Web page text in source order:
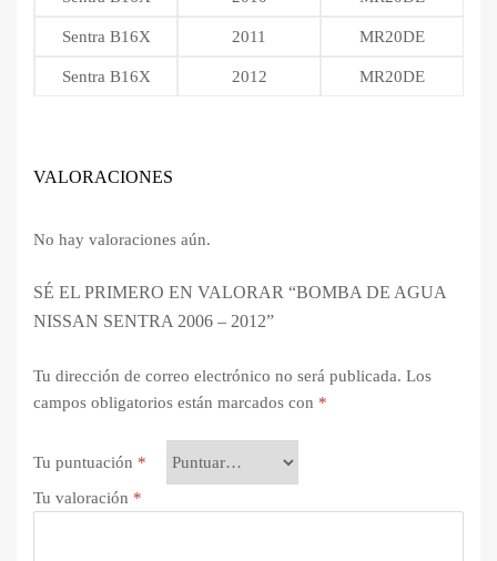
Sentra B16X 2011 MR20DE
Sentra B16X 2012 MR20DE
VALORACIONES
No hay valoraciones aún.
SÉ EL PRIMERO EN VALORAR “BOMBA DE AGUA
NISSAN SENTRA 2006 – 2012”
Tu dirección de correo electrónico no será publicada. Los
campos obligatorios están marcados con *
Tu puntuación *
Tu valoración *